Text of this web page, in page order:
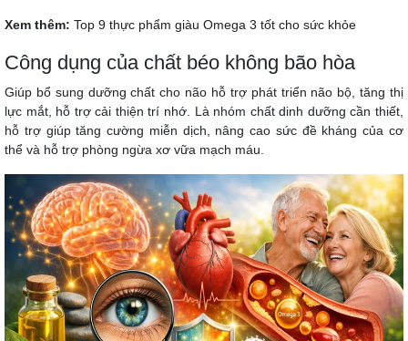
Xem thêm: Top 9 thực phẩm giàu Omega 3 tốt cho sức khỏe
Công dụng của chất béo không bão hòa
Giúp bổ sung dưỡng chất cho não hỗ trợ phát triển não bộ, tăng thị
lực mắt, hỗ trợ cải thiện trí nhớ. Là nhóm chất dinh dưỡng cần thiết,
hỗ trợ giúp tăng cường miễn dịch, nâng cao sức đề kháng của cơ
thể và hỗ trợ phòng ngừa xơ vữa mạch máu.